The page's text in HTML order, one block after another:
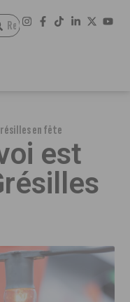
en fête
est